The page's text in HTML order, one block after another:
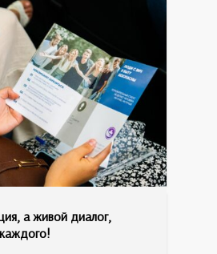
а живой диалог,